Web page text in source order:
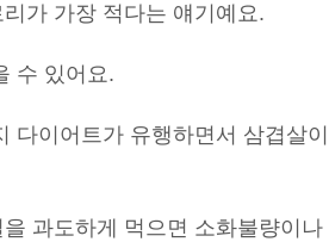
가 가장 적다는 얘기예요.
수 있어요.
다이어트가 유행하면서 삼겹살
과도하게 먹으면 소화불량이